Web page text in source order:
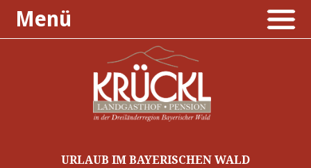
Menü
URLAUB IM BAYERISCHEN WALD